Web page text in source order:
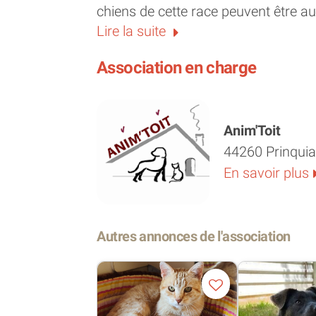
chiens de cette race peuvent être
catégorisé. Shiva ne recherche que
Toujours partante pour une balade
Elle s’entend très bien avec les
copains pendant plusieurs
longue durée.
Lire la suite
Association en charge
Anim'Toit
44260
En savoir plus
Autres annonces de l'association